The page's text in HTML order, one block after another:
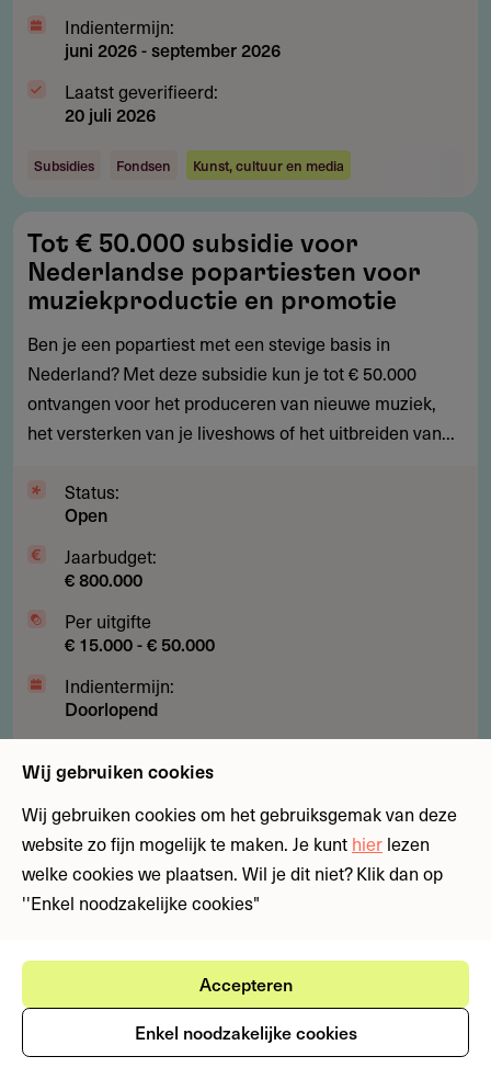
Indientermijn:
juni 2026-september 2026
Laatst geverifieerd:
20 juli 2026
Subsidies Fondsen Kunst, cultuur en media
€
50.000
subsidie
voor
Nederlandse
popartiesten
voor
en
promotie
Tot € 50.000 subsidie voor
Nederlandse popartiesten voor
muziekproductie en promotie
Ben je een popartiest met een stevige basis in
Nederland? Met deze subsidie kun je tot € 50.000
ontvangen voor het produceren van nieuwe muziek,
het versterken van je liveshows of het uitbreiden van...
Status:
Open
Jaarbudget:
€ 800.000
Per uitgifte
€ 15.000 - € 50.000
Indientermijn:
Doorlopend
20 juli 2026
Subsidies Fondsen Kunst, cultuur en media
Subsidie
tot
festivals
slecht
Subsidie tot €100.000 voor
Kampte jouw festival met financiële problemen door
onverwacht slecht weer? Deze subsidie biedt tot
100.000 euro voor festivalorganisaties die in de rode
cijfers dreigen te komen door...
Wij gebruiken cookies
Wij gebruiken cookies om het gebruiksgemak van deze
website zo fijn mogelijk te maken. Je kunt hier lezen
welke cookies we plaatsen. Wil je dit niet? Klik dan op
''Enkel noodzakelijke cookies"
Accepteren
Enkel noodzakelijke cookies